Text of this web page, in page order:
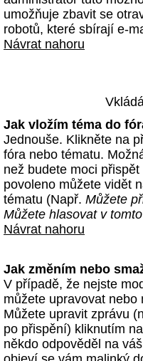
umožňuje zbavit se
robotů, které sbírají e-
Návrat nahoru
Jak vložím téma do
Jednouše. Klikněte na
fóra nebo tématu.
než budete moci
povoleno můžete vidět
tématu (Např. Můžete
Můžete hlasovat v
Návrat nahoru
Jak změním nebo
V případě, že nejste
můžete upravovat nebo
Můžete upravit zprávu
po přispění) kliknutím
někdo odpověděl na